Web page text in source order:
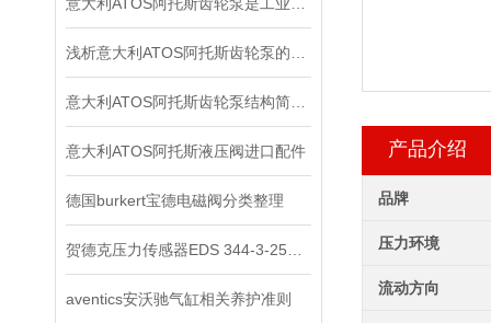
意大利ATOS阿托斯液压阀进口配件
德国burkert宝德电磁阀分类整理
aventics安沃驰气缸相关养护准则
产品介绍
品牌
压力环境
流动方向